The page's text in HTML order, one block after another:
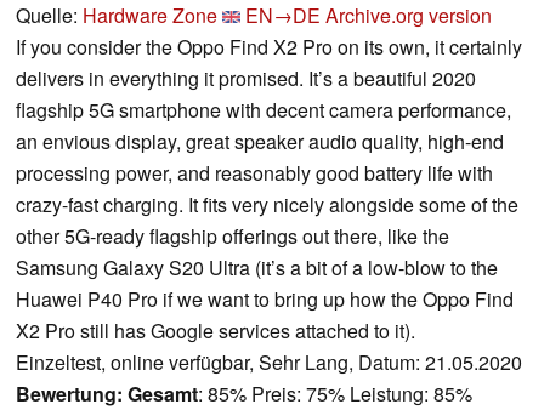
Quelle: Hardware Zone EN→DE Archive.org version
If you consider the Oppo Find X2 Pro on its own, it certainly
delivers in everything it promised. It’s a beautiful 2020
flagship 5G smartphone with decent camera performance,
an envious display, great speaker audio quality, high-end
processing power, and reasonably good battery life with
crazy-fast charging. It fits very nicely alongside some of the
other 5G-ready flagship offerings out there, like the
Samsung Galaxy S20 Ultra (it’s a bit of a low-blow to the
Huawei P40 Pro if we want to bring up how the Oppo Find
X2 Pro still has Google services attached to it).
Einzeltest, online verfügbar, Sehr Lang, Datum: 21.05.2020
Bewertung: Gesamt: 85% Preis: 75% Leistung: 85%